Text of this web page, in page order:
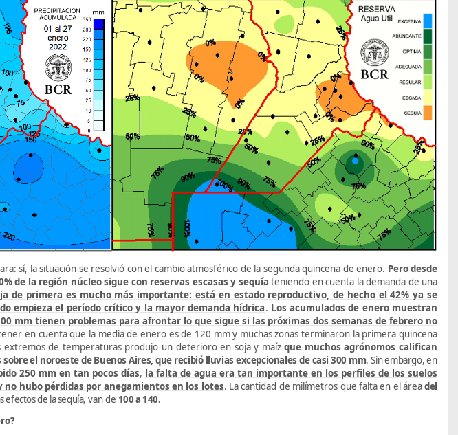
sí, la situación se resolvió con el cambio atmosférico de la segunda quincena de enero. Pero desde
de la región núcleo sigue con reservas escasas y sequía teniendo en cuenta la demanda de una
de primera es mucho más importante: está en estado reproductivo, de hecho el 42% ya se
empieza el período crítico y la mayor demanda hídrica. Los acumulados de enero muestran
mm tienen problemas para afrontar lo que sigue si las próximas dos semanas de febrero no
en cuenta que la media de enero es de 120 mm y muchas zonas terminaron la primera quincena
extremos de temperaturas produjo un deterioro en soja y maízque muchos agrónomos califican
sobre el noroeste de Buenos Aires, que recibió lluvias excepcionales de casi 300 mm. Sin embargo, en
250 mm en tan pocos días, la falta de agua era tan importante en los perfiles de los suelos
hubo pérdidas por anegamientos en los lotes. La cantidad de milímetros que falta en el áreadel
efectos de la sequía, van de 100 a 140.